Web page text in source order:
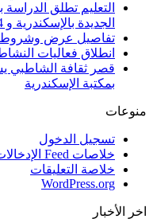
التعليم تطلق الدراسة
الجديدة بالإسكندرية و 4 محافظات بالجمهورية
تفاصيل عرض وشروط
انطلاق فعاليات
قصر ثقافة الشاطبي
بمكتبة الإسكندرية
منوعات
تسجيل الدخول
خلاصات Feed الإدخالات
خلاصة التعليقات
WordPress.org
اخر الأخبار